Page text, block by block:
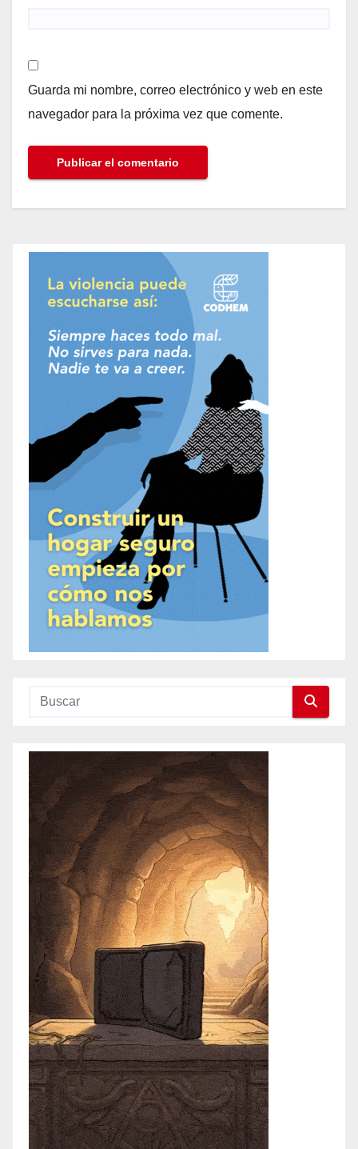
Guarda mi nombre, correo electrónico y web en este
navegador para la próxima vez que comente.